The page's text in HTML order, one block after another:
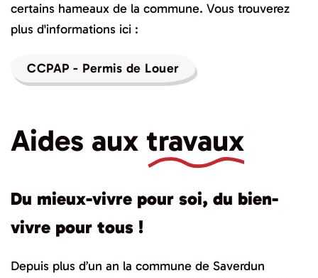
certains hameaux de la commune. Vous trouverez
plus d'informations ici :
CCPAP - Permis de Louer
Aides aux travaux
Du mieux-vivre pour soi, du bien-
vivre pour tous !
Depuis plus d’un an la commune de Saverdun